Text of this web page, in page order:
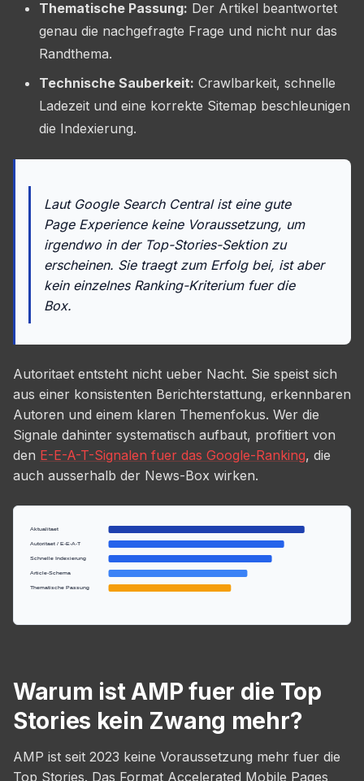
Thematische Passung: Der Artikel beantwortet
genau die nachgefragte Frage und nicht nur das
Randthema.
Technische Sauberkeit: Crawlbarkeit, schnelle
Ladezeit und eine korrekte Sitemap beschleunigen
die Indexierung.
Laut Google Search Central ist eine gute
Page Experience keine Voraussetzung, um
irgendwo in der Top-Stories-Sektion zu
erscheinen. Sie traegt zum Erfolg bei, ist aber
kein einzelnes Ranking-Kriterium fuer die
Box.
Autoritaet entsteht nicht ueber Nacht. Sie speist sich
aus einer konsistenten Berichterstattung, erkennbaren
Autoren und einem klaren Themenfokus. Wer die
Signale dahinter systematisch aufbaut, profitiert von
den E-E-A-T-Signalen fuer das Google-Ranking, die
auch ausserhalb der News-Box wirken.
Aktualitaet
Autoritaet / E-E-A-T
Schnelle Indexierung
Article-Schema
Thematische Passung
Warum ist AMP fuer die Top
Stories kein Zwang mehr?
AMP ist seit 2023 keine Voraussetzung mehr fuer die
Top Stories. Das Format Accelerated Mobile Pages